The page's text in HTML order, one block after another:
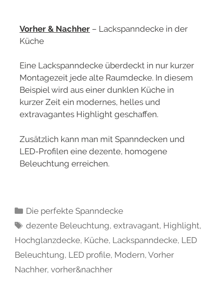
Vorher & Nachher – Lackspanndecke in der
Küche
Eine Lackspanndecke überdeckt in nur kurzer
Montagezeit jede alte Raumdecke. In diesem
Beispiel wird aus einer dunklen Küche in
kurzer Zeit ein modernes, helles und
extravagantes Highlight geschaffen.
Zusätzlich kann man mit Spanndecken und
LED-Profilen eine dezente, homogene
Beleuchtung erreichen.
Die perfekte Spanndecke
dezente Beleuchtung,extravagant, Highlight,
Hochglanzdecke, Küche, Lackspanndecke, LED
Beleuchtung, LED profile, Modern, Vorher
Nachher, vorher&nachher